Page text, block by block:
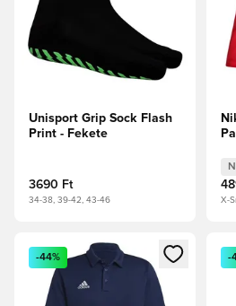
Unisport Grip Sock Flash
Print - Fekete
3690 Ft
34-38, 39-42, 43-46 X-
Megnyit egy modált a
-44% -